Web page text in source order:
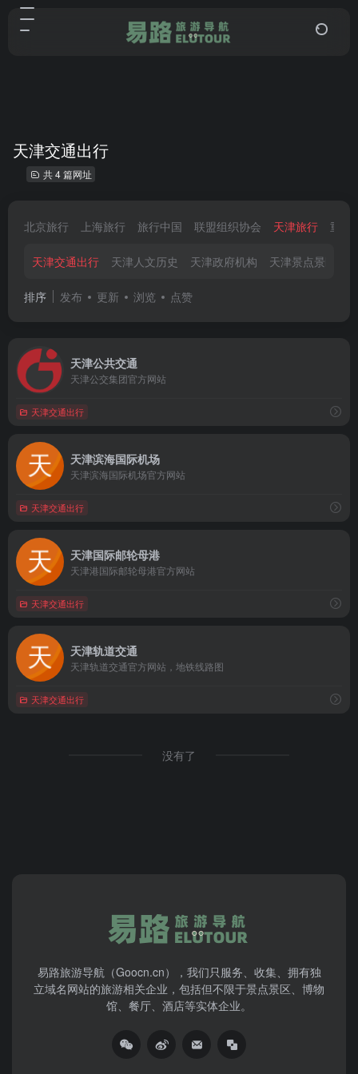
天津交通出行
共 4 篇网址
北京旅行 上海旅行 旅行中国 联盟组织协会 天津旅行 重庆
天津交通出行 天津人文历史 天津政府机构 天津景点景区
排序 发布 更新 浏览 点赞
天津公共交通
天津公交集团官方网站
天津交通出行
天津滨海国际机场
天津滨海国际机场官方网站
天津交通出行
天津国际邮轮母港
天津港国际邮轮母港官方网站
天津交通出行
天津轨道交通
天津轨道交通官方网站，地铁线路图
天津交通出行
没有了
易路旅游导航（Goocn.cn），我们只服务、收集、拥有独
立域名网站的旅游相关企业，包括但不限于景点景区、博物
馆、餐厅、酒店等实体企业。